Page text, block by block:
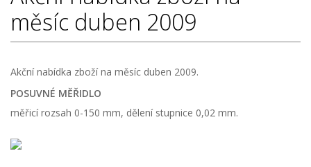
měsíc duben 2009
Akční nabídka zboží na měsíc duben 2009.
POSUVNÉ MĚŘIDLO
měřicí rozsah 0-150 mm, dělení stupnice 0,02 mm.